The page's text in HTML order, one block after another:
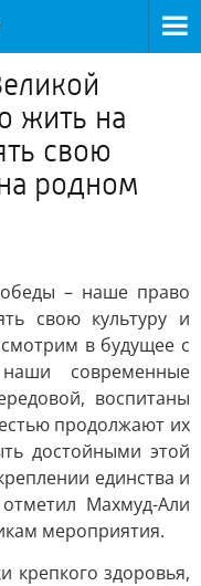
жить на
свою
родном
– наше право
свою культуру и
в будущее с
современные
воспитаны
продолжают их
достойными этой
единства и
Махмуд-Али
мероприятия.
крепкого здоровья,